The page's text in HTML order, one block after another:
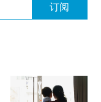
订阅